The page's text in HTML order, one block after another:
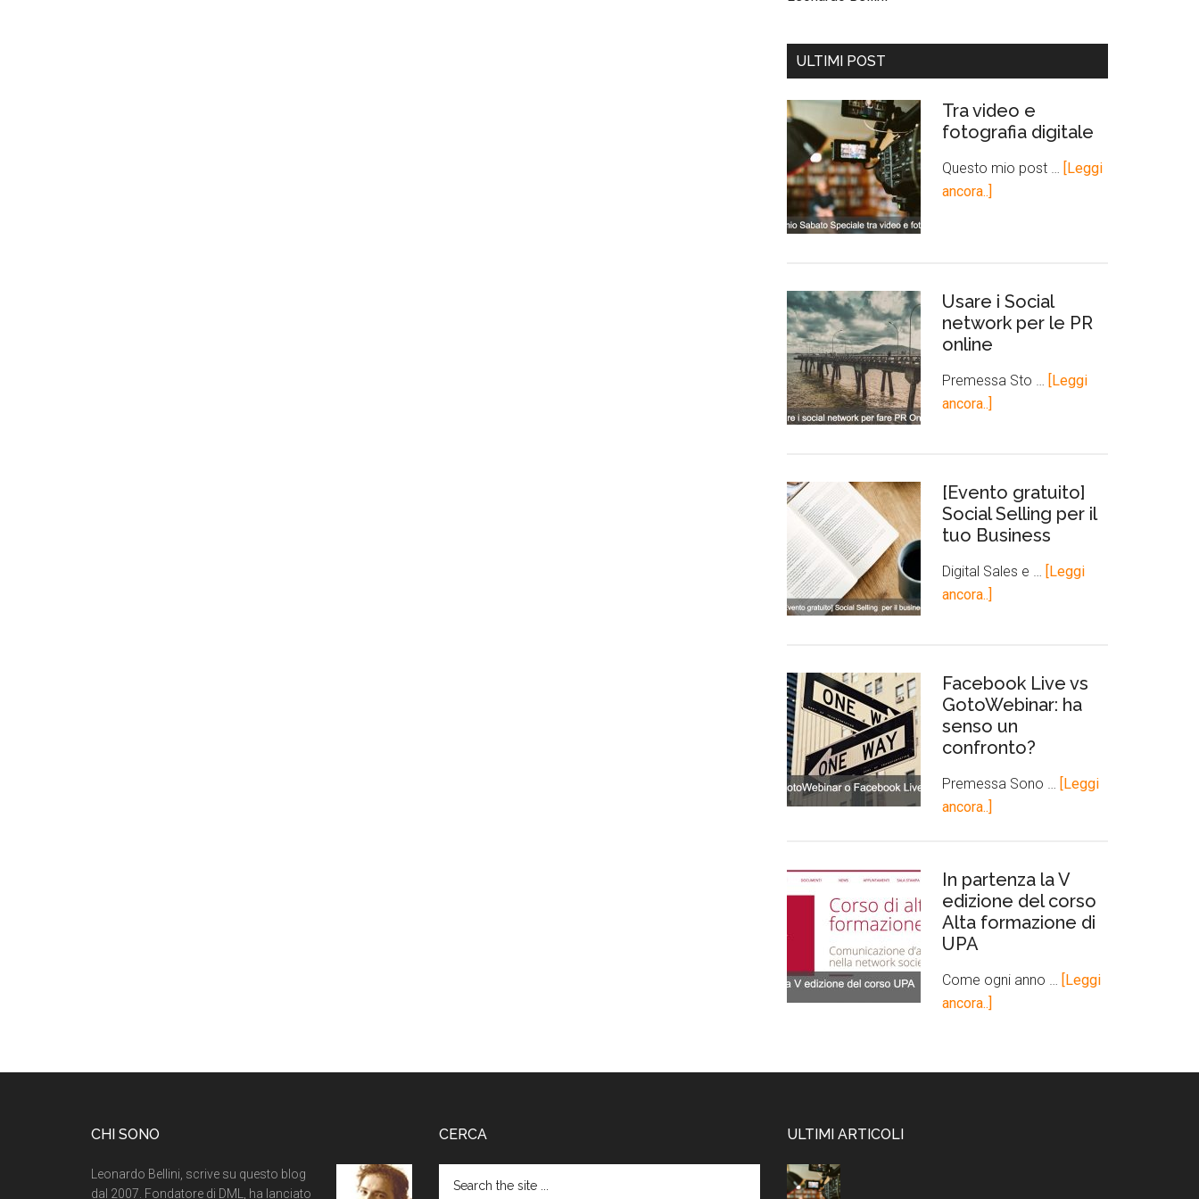
ULTIMI POST
Tra video e
fotografia digitale
Questo mio post …
[Leggi
ancora..]
Usare i Social
network per le PR
online
Premessa Sto …
[Leggi
ancora..]
[Evento gratuito]
Social Selling per il
tuo Business
Digital Sales e …
[Leggi
ancora..]
Facebook Live vs
GotoWebinar: ha
senso un
confronto?
Premessa Sono …
[Leggi
ancora..]
In partenza la V
edizione del corso
Alta formazione di
UPA
Come ogni anno …
[Leggi
ancora..]
CHI SONO
Leonardo Bellini, scrive su questo blog
dal 2007. Fondatore di DML, ha lanciato
CERCA ULTIMI ARTICOLI